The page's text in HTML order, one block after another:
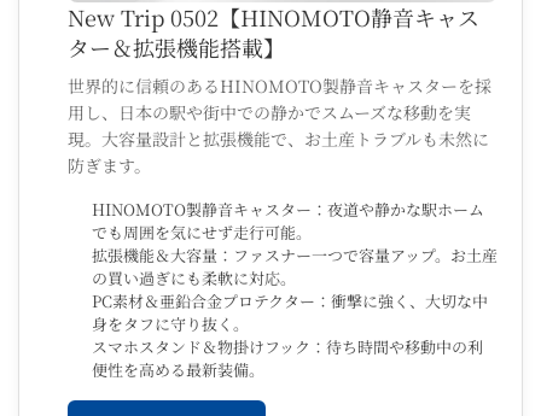
New Trip 0502【HINOMOTO静音キャス
ター＆拡張機能搭載】
世界的に信頼のあるHINOMOTO製静音キャスターを採
用し、日本の駅や街中での静かでスムーズな移動を実
現。大容量設計と拡張機能で、お土産トラブルも未然に
防ぎます。
HINOMOTO製静音キャスター：夜道や静かな駅ホーム
でも周囲を気にせず走行可能。
拡張機能＆大容量：ファスナー一つで容量アップ。お土産
の買い過ぎにも柔軟に対応。
PC素材＆亜鉛合金プロテクター：衝撃に強く、大切な中
身をタフに守り抜く。
スマホスタンド＆物掛けフック：待ち時間や移動中の利
便性を高める最新装備。